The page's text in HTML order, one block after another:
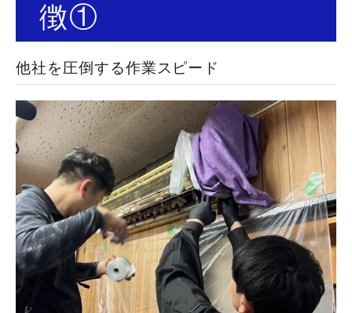
徴①
他社を圧倒する作業スピード